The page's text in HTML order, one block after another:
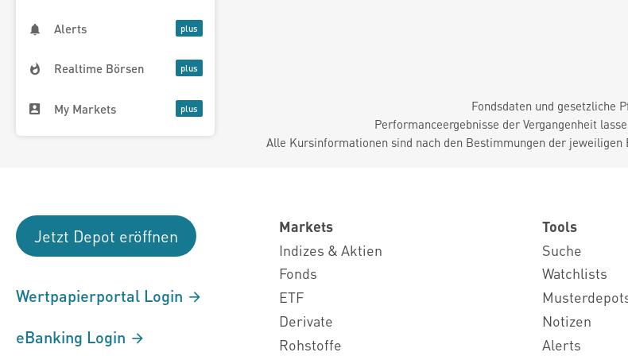
Alerts
Realtime Börsen
My Markets Fondsdaten und gesetzliche
Performanceergebnisse der Vergangenheit
Alle Kursinformationen sind nach den Bestimmungen der jeweiligen
Jetzt Depot eröffnen
Wertpapierportal Login
eBanking Login
Markets
Indizes & Aktien
Fonds
ETF
Derivate
Rohstoffe
Tools
Suche
Watchlists
Notizen
Alerts